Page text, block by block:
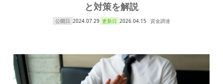
と対策を解説
公開日 2024.07.29 更新日 2026.04.15 資金調達